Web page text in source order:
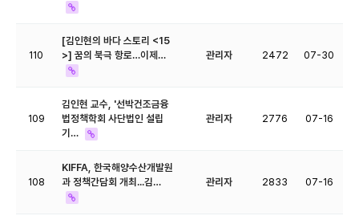
110
[김인현의 바다 스토리 <15
>] 꿈의 북극 항로…이제…
관리자 2472 07-30
109
김인현 교수, '선박건조금융
법정책학회 사단법인 설립
기…
관리자 2776 07-16
108
KIFFA, 한국해양수산개발원
과 정책간담회 개최...김…
관리자 2833 07-16